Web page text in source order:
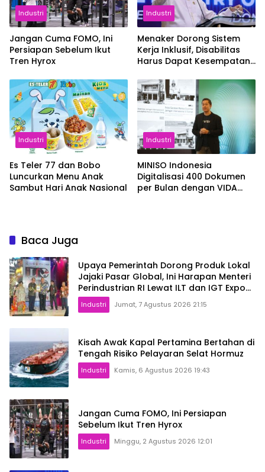
Industri
Jangan Cuma FOMO, Ini
Persiapan Sebelum Ikut
Tren Hyrox
Industri
Menaker Dorong Sistem
Kerja Inklusif, Disabilitas
Harus Dapat Kesempatan
Industri
Es Teler 77 dan Bobo
Luncurkan Menu Anak
Sambut Hari Anak Nasional
Industri
MINISO Indonesia
Digitalisasi 400 Dokumen
per Bulan dengan VIDA
Baca Juga
Upaya Pemerintah Dorong Produk Lokal
Jajaki Pasar Global, Ini Harapan Menteri
Perindustrian RI Lewat ILT dan IGT Expo
2026
Industri Jumat, 7 Agustus 2026 21:15
Kisah Awak Kapal Pertamina Bertahan di
Tengah Risiko Pelayaran Selat Hormuz
Industri Kamis, 6 Agustus 2026 19:43
Jangan Cuma FOMO, Ini Persiapan
Sebelum Ikut Tren Hyrox
Industri Minggu, 2 Agustus 2026 12:01